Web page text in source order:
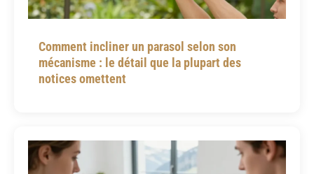
Comment incliner un parasol selon son
mécanisme : le détail que la plupart des
notices omettent